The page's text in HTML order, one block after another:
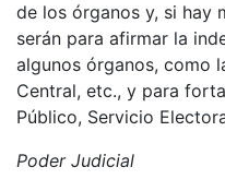
de los órganos y, si hay
serán para afirmar la
algunos órganos, como
Central, etc., y para
Público, Servicio
Poder Judicial